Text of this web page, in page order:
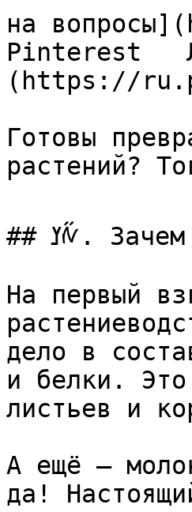
на
Pinterest
(https://
Готовы
растений?
## ߌᠱ. Зачем растениям молоко — не сказка, а наука
На первый
дело в
и белки. Это
листьев и
А ещё —
да!